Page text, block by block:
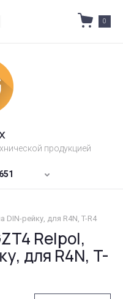
0
продукцией
DIN-рейку, для R4N, T-R4
Relpol,
для R4N, T-